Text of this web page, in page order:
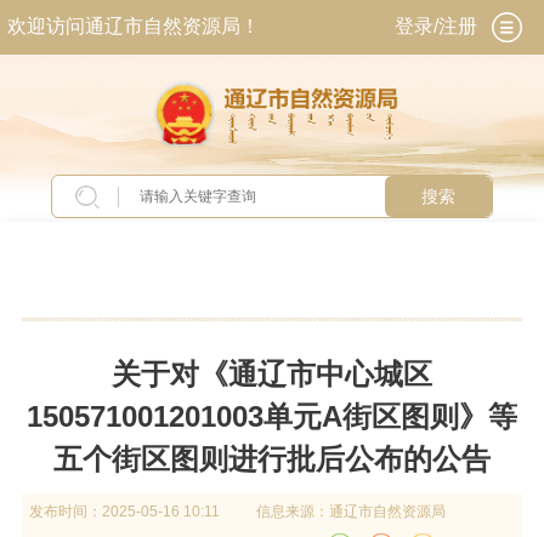
欢迎访问通辽市自然资源局！ 登录/注册
搜索
当前位置：首页>政务公开>政府信息公开>法
关于对《通辽市中心城区
150571001201003单元A街区图则》等
五个街区图则进行批后公布的公告
发布时间： 2025-05-16 10:11 信息来源： 通辽市自然资源局